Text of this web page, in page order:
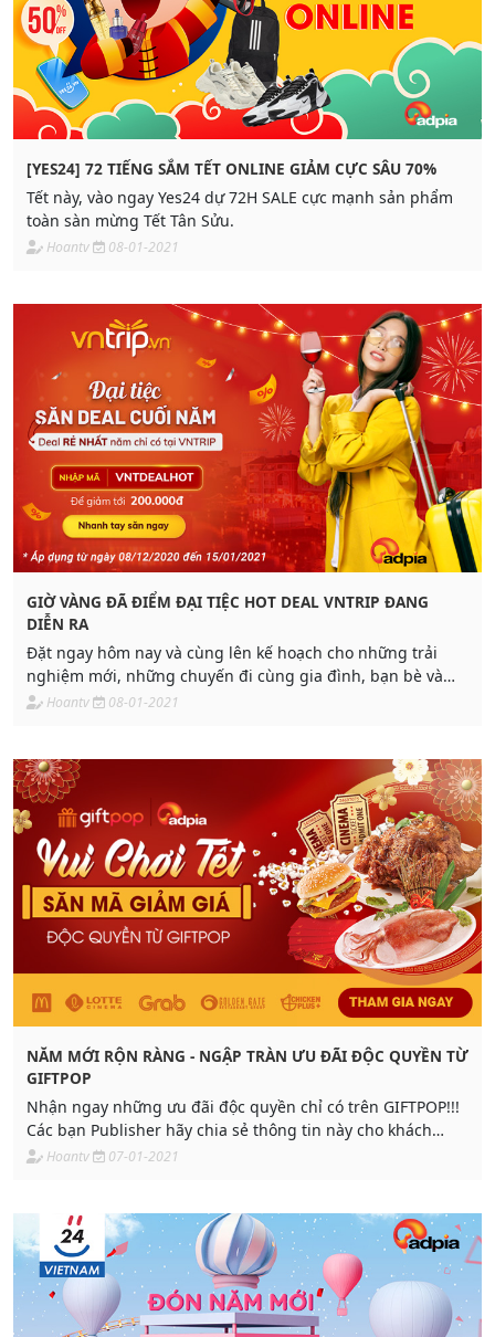
[YES24] 72 TIẾNG SẮM TẾT ONLINE GIẢM CỰC SÂU 70%
Tết này, vào ngay Yes24 dự 72H SALE cực mạnh sản phẩm
toàn sàn mừng Tết Tân Sửu.
Hoantv 08-01-2021
GIỜ VÀNG ĐÃ ĐIỂM ĐẠI TIỆC HOT DEAL VNTRIP ĐANG
DIỄN RA
Đặt ngay hôm nay và cùng lên kế hoạch cho những trải
nghiệm mới, những chuyến đi cùng gia đình, bạn bè và
người thân nhân dịp cuối năm hoặc lên kế hoạch di
Hoantv 08-01-2021
NĂM MỚI RỘN RÀNG - NGẬP TRÀN ƯU ĐÃI ĐỘC QUYỀN TỪ
GIFTPOP
Nhận ngay những ưu đãi độc quyền chỉ có trên GIFTPOP!!!
Các bạn Publisher hãy chia sẻ thông tin này cho khách
hàng của mình để đẩy số thật mạnh và tích thật nhiều hoa
Hoantv 07-01-2021